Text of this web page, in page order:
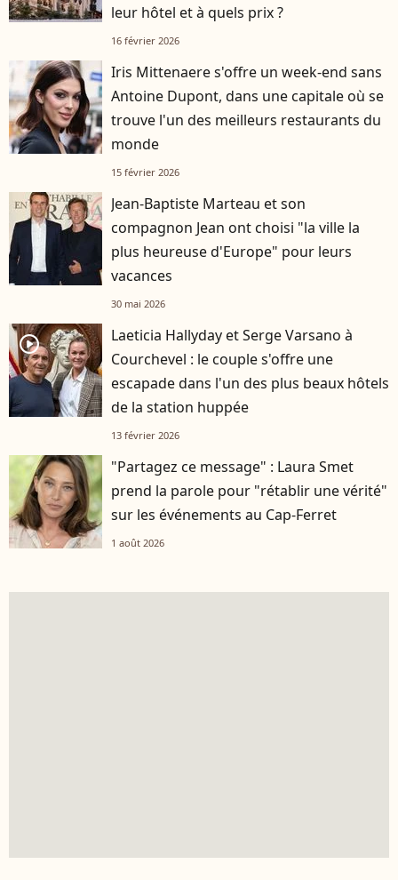
leur hôtel et à quels prix ?
16 février 2026
Iris Mittenaere s'offre un week-end sans
Antoine Dupont, dans une capitale où se
trouve l'un des meilleurs restaurants du
monde
15 février 2026
Jean-Baptiste Marteau et son
compagnon Jean ont choisi "la ville la
plus heureuse d'Europe" pour leurs
vacances
30 mai 2026
player2
Laeticia Hallyday et Serge Varsano à
Courchevel : le couple s'offre une
escapade dans l'un des plus beaux hôtels
de la station huppée
13 février 2026
"Partagez ce message" : Laura Smet
prend la parole pour "rétablir une vérité"
sur les événements au Cap-Ferret
1 août 2026